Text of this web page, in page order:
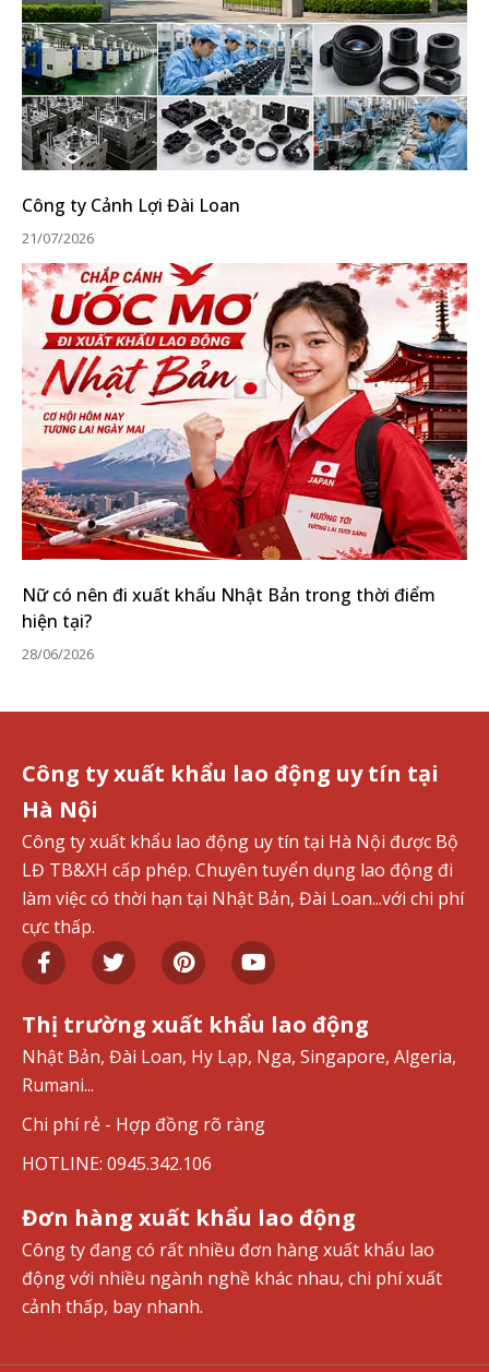
Công ty Cảnh Lợi Đài Loan
21/07/2026
Nữ có nên đi xuất khẩu Nhật Bản trong thời điểm
hiện tại?
28/06/2026
Công ty xuất khẩu lao động uy tín tại
Hà Nội
Công ty xuất khẩu lao động uy tín tại Hà Nội được Bộ
LĐ TB&XH cấp phép. Chuyên tuyển dụng lao động đi
làm việc có thời hạn tại Nhật Bản, Đài Loan...với chi phí
cực thấp.
Thị trường xuất khẩu lao động
Nhật Bản, Đài Loan, Hy Lạp, Nga, Singapore, Algeria,
Rumani...
Chi phí rẻ - Hợp đồng rõ ràng
HOTLINE: 0945.342.106
Đơn hàng xuất khẩu lao động
Công ty đang có rất nhiều đơn hàng xuất khẩu lao
động với nhiều ngành nghề khác nhau, chi phí xuất
cảnh thấp, bay nhanh.